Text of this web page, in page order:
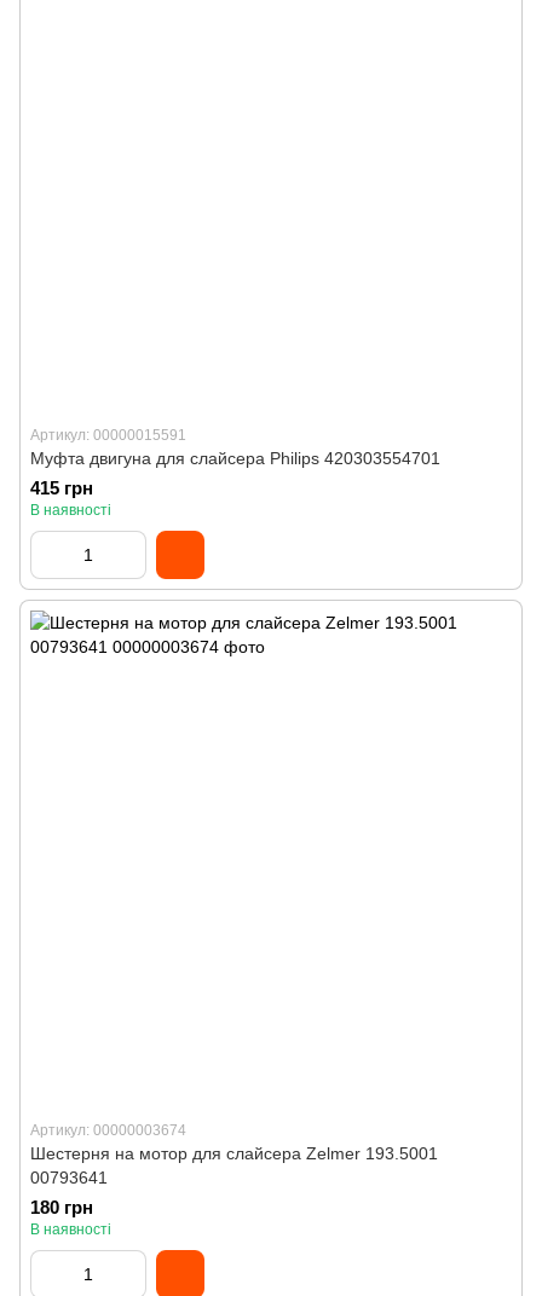
Артикул: 00000015591
Муфта двигуна для слайсера Philips 420303554701
415 грн
В наявності
Артикул: 00000003674
Шестерня на мотор для слайсера Zelmer 193.5001
00793641
180 грн
В наявності